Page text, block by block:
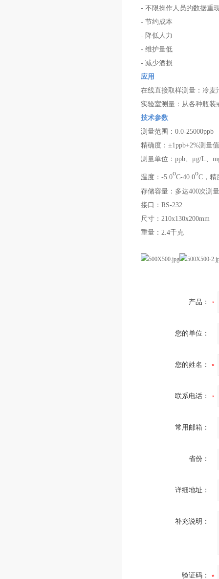
- 不限操作人员的数据重
- 节约成本
- 降低人力
- 维护量低
- 减少酒损
应用
在线直接取样测量：冷麦
实验室测量：从各种瓶装
技术参数
测量范围： 0.0-25000ppb
精确度：±1ppb+2%测量值
测量单位： ppb、 μg/L、
温度： -5.0
o
C-40.0
o
C，精
存储容量：多达400次测量
接口： RS-232
尺寸： 210x130x200mm
重量： 2.4千克
产品：
您的单位：
您的姓名：
联系电话：
常用邮箱：
省份：
详细地址：
补充说明：
验证码：